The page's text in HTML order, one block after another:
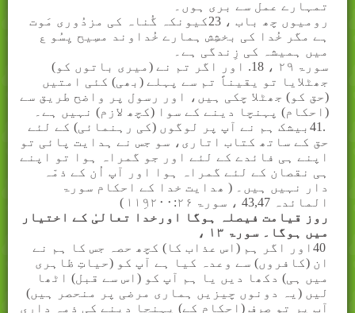
تمہارے عمل سے بری ہوں۔
رومیوں چھ باب ، 23کیونکہ گُناہ کی مزدُوری مَوت
ہے مگر خُدا کی بخشِش ہمارے خُداوند مسِیح یِسُو ع
میں ہمیشہ کی زِندگی ہے۔
سورۃ ۲۹
، 18. اور اگر تم نے (میری باتوں کو)
جھٹلایا تو یقیناً تم سے پہلے (بھی) کئی امتیں
(حق کو) جھٹلا چکی ہیں، اور رسول پر واضح طریق سے
(احکام) پہنچا دینے کے سوا (کچھ لازم) نہیں ہے۔
41. بیشک ہم نے آپ پر لوگوں (کی رہنمائی) کے لئے
حق کے ساتھ کتاب اتاری، سو جس نے ہدایت پائی تو
اپنے ہی فائدے کے لئے اور جو گمراہ ہوا تو اپنے
ہی نقصان کے لئے گمراہ ہوا اور آپ اُن کے ذمّہ
دار نہیں ہیں۔ ( ھدایت خدا کے احکام سورۃ
المائدہ 43,47 ، سورۃ
۱۱۹ِ۲۰۰:۲۶ )
روز قیامت فیصلہ ہوگا اورخدا تعالیٰ کے اختیار
میں ہوگا۔ سورۃ ۱۳ ،
40 اور اگر ہم (اس عذاب کا) کچھ حصہ جس کا ہم نے
ان (کافروں) سے وعدہ کیا ہے آپ کو (حیاتِ ظاہری
میں ہی) دکھا دیں یا ہم آپ کو (اس سے قبل) اٹھا
لیں (یہ دونوں چیزیں ہماری مرضی پر منحصر ہیں)
آپ پر تو صرف (احکام کے) پہنچا دینے کی ذمہ داری